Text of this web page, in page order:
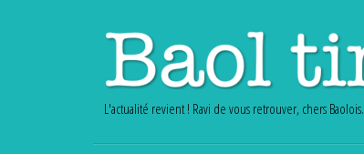
L'actualité revient ! Ravi de vous retrouver, chers Baolois.